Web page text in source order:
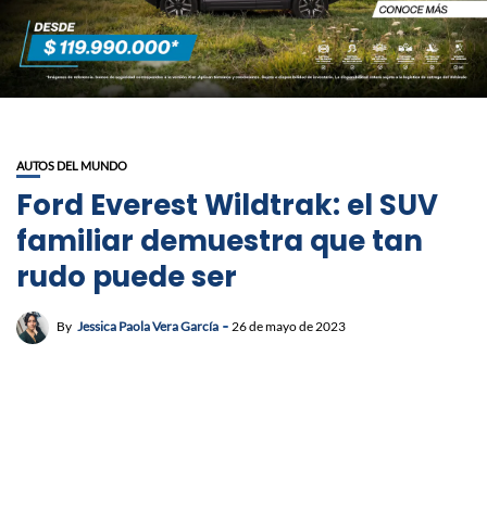
AUTOS DEL MUNDO
Ford Everest Wildtrak: el SUV
familiar demuestra que tan
rudo puede ser
By Jessica Paola Vera García 26 de mayo de 2023